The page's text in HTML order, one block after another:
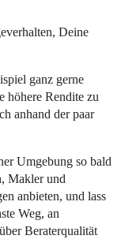
Deine
ganz gerne
höhere Rendite zu
anhand der paar
Umgebung so bald
Makler und
anbieten, und lass
Weg, an
Beraterqualität